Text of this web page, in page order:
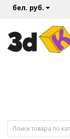
бел. руб.